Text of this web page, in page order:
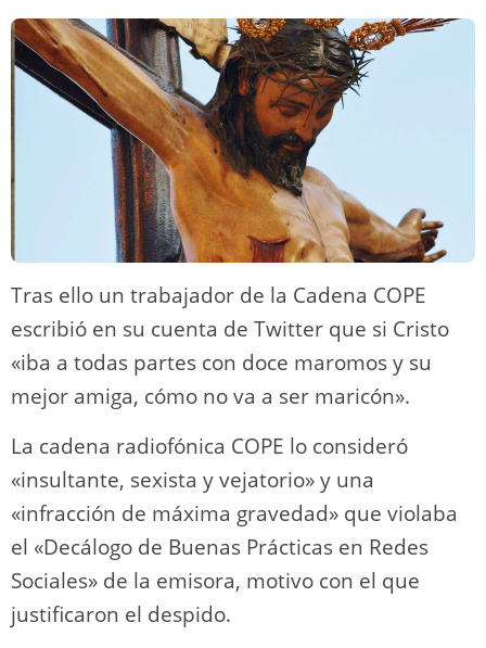
Tras ello un trabajador de la Cadena COPE
escribió en su cuenta de Twitter que si Cristo
«iba a todas partes con doce maromos y su
mejor amiga, cómo no va a ser maricón».
La cadena radiofónica COPE lo consideró
«insultante, sexista y vejatorio» y una
«infracción de máxima gravedad» que violaba
el «Decálogo de Buenas Prácticas en Redes
Sociales» de la emisora, motivo con el que
justificaron el despido.